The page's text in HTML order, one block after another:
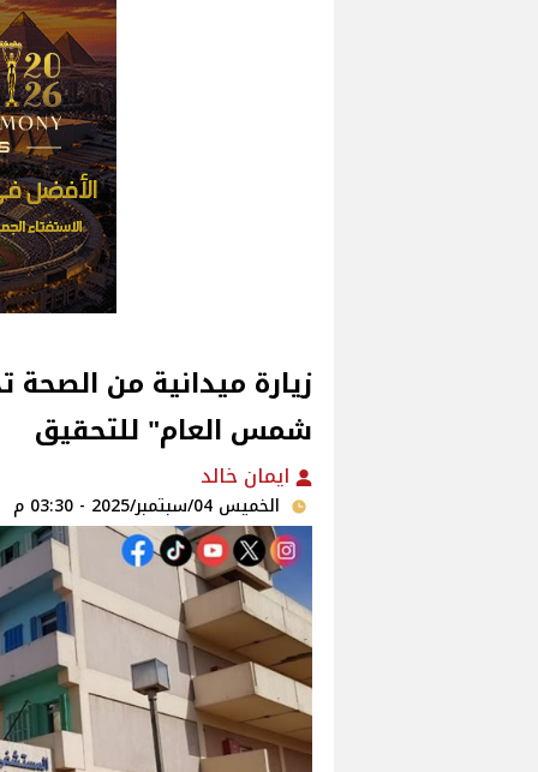
زيارة ميدانية من
شمس العام" للتحقيق‎
ايمان خالد
الخميس 04/سبتمبر/2025 - 03:30 م